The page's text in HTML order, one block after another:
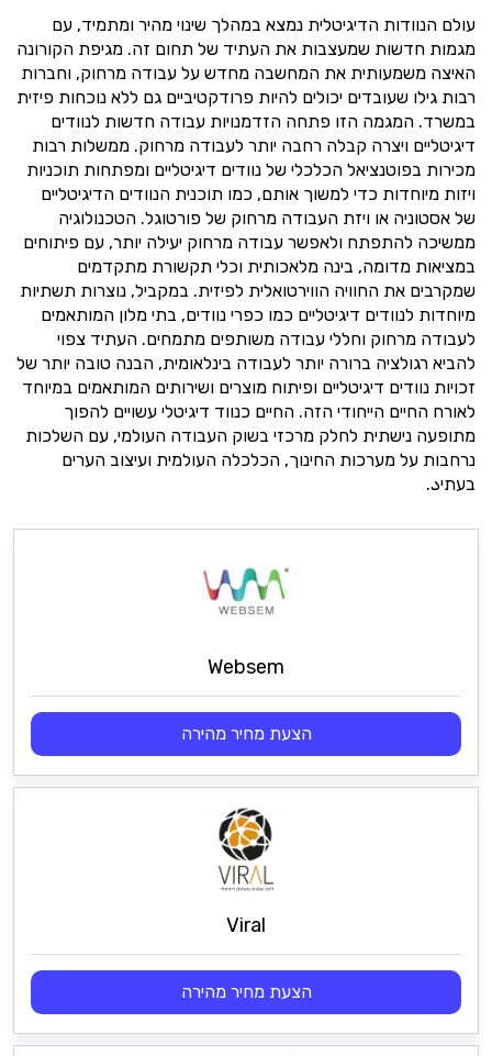
עולם הנוודות הדיגיטלית נמצא במהלך שינוי מהיר ומתמיד, עם
מגמות חדשות שמעצבות את העתיד של תחום זה. מגיפת הקורונה
האיצה משמעותית את המחשבה מחדש על עבודה מרחוק, וחברות
רבות גילו שעובדים יכולים להיות פרודקטיביים גם ללא נוכחות פיזית
במשרד. המגמה הזו פתחה הזדמנויות עבודה חדשות לנוודים
דיגיטליים ויצרה קבלה רחבה יותר לעבודה מרחוק. ממשלות רבות
מכירות בפוטנציאל הכלכלי של נוודים דיגיטליים ומפתחות תוכניות
ויזות מיוחדות כדי למשוך אותם, כמו תוכנית הנוודים הדיגיטליים
של אסטוניה או ויזת העבודה מרחוק של פורטוגל. הטכנולוגיה
ממשיכה להתפתח ולאפשר עבודה מרחוק יעילה יותר, עם פיתוחים
במציאות מדומה, בינה מלאכותית וכלי תקשורת מתקדמים
שמקרבים את החוויה הווירטואלית לפיזית. במקביל, נוצרות תשתיות
מיוחדות לנוודים דיגיטליים כמו כפרי נוודים, בתי מלון המותאמים
לעבודה מרחוק וחללי עבודה משותפים מתמחים. העתיד צפוי
להביא רגולציה ברורה יותר לעבודה בינלאומית, הבנה טובה יותר של
זכויות נוודים דיגיטליים ופיתוח מוצרים ושירותים המותאמים במיוחד
לאורח החיים הייחודי הזה. החיים כנווד דיגיטלי עשויים להפוך
מתופעה נישתית לחלק מרכזי בשוק העבודה העולמי, עם השלכות
נרחבות על מערכות החינוך, הכלכלה העולמית ועיצוב הערים
בעתיد.
Websem
הצעת מחיר מהירה
Viral
הצעת מחיר מהירה